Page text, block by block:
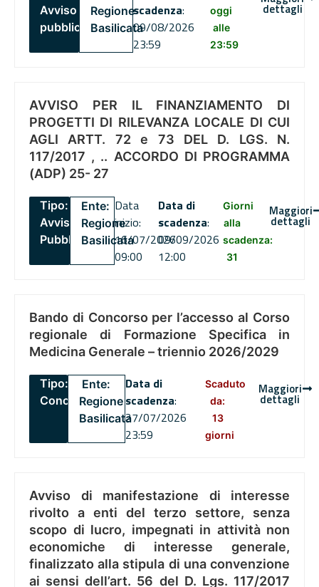
Avviso
pubblico
Regione
Basilicata
scadenza:
09/08/2026
23:59
oggi
alle
23:59
dettagli
AVVISO PER IL FINANZIAMENTO DI
PROGETTI DI RILEVANZA LOCALE DI CUI
AGLI ARTT. 72 e 73 DEL D. LGS. N.
117/2017 , .. ACCORDO DI PROGRAMMA
(ADP) 25- 27
Tipo:
Avviso
Pubblico
Ente:
Regione
Basilicata
Data
inizio:
16/07/2026
09:00
Data di
scadenza:
09/09/2026
12:00
Giorni
alla
scadenza:
31
Maggiori
dettagli
Bando di Concorso per l’accesso al Corso
regionale di Formazione Specifica in
Medicina Generale – triennio 2026/2029
Tipo:
Concorsi
Ente:
Regione
Basilicata
Data di
scadenza:
27/07/2026
23:59
Scaduto
da:
13
giorni
Maggiori
dettagli
Avviso di manifestazione di interesse
rivolto a enti del terzo settore, senza
scopo di lucro, impegnati in attività non
economiche di interesse generale,
finalizzato alla stipula di una convenzione
ai sensi dell’art. 56 del D. Lgs. 117/2017